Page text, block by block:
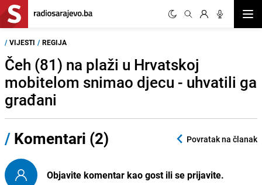
/ VIJESTI / REGIJA
Čeh (81) na plaži u Hrvatskoj
mobitelom snimao djecu - uhvatili ga
građani
/ Komentari (2) Povratak na članak
Objavite komentar kao gost ili se prijavite.